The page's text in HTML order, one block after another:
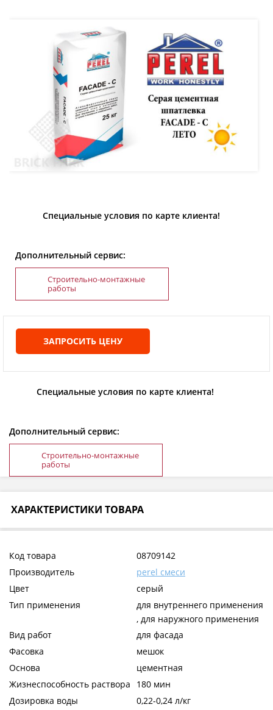
Специальные условия по карте клиента!
Дополнительный сервис:
Строительно-монтажные
работы
ЗАПРОСИТЬ ЦЕНУ
Специальные условия по карте клиента!
Дополнительный сервис:
Строительно-монтажные
работы
ХАРАКТЕРИСТИКИ ТОВАРА
Код товара
08709142
Производитель
perel смеси
Цвет
серый
Тип применения
для внутреннего применения
, для наружного применения
Вид работ
для фасада
Фасовка
мешок
Основа
цементная
Жизнеспособность раствора
180 мин
Дозировка воды
0,22-0,24 л/кг